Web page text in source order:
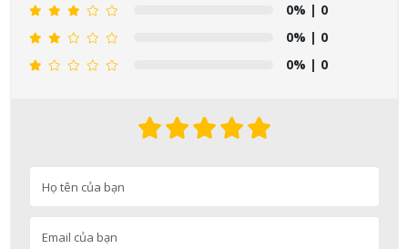
0% | 0
0% | 0
0% | 0